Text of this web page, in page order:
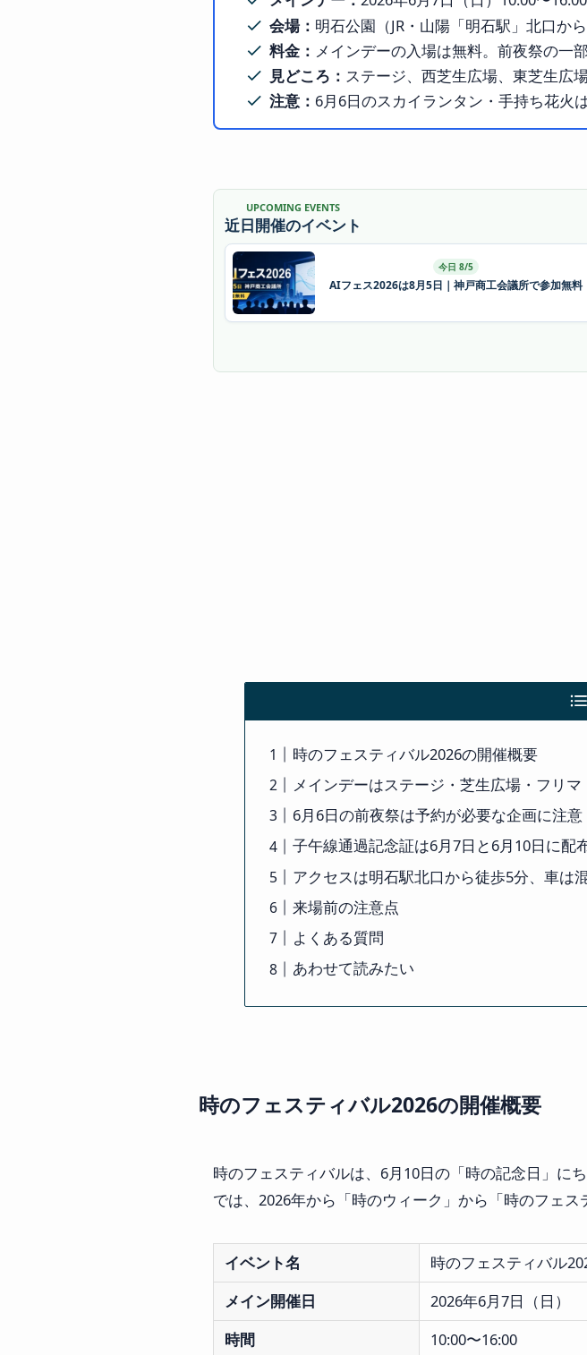
会場： 明石公園（JR・山陽「明石駅」北口から
料金： メインデーの入場は無料。前夜祭の一
見どころ： ステージ、西芝生広場、東芝生広
注意： 6月6日のスカイランタン・手持ち花火
UPCOMING EVENTS
近日開催のイベント
今日 8/5
AIフェス2026は8月5日｜神戸商工会議所で参加無料
時のフェスティバル2026の開催概要
メインデーはステージ・芝生広場・フリ
6月6日の前夜祭は予約が必要な企画に注意
子午線通過記念証は6月7日と6月10日に配
アクセスは明石駅北口から徒歩5分、車は
来場前の注意点
よくある質問
あわせて読みたい
時のフェスティバル2026の開催概要
時のフェスティバルは、6月10日の「時の記念日」に
では、2026年から「時のウィーク」から「時のフェ
イベント名
時のフェスティバル
メイン開催日
2026年6月7日（日）
時間
10:00〜16:00